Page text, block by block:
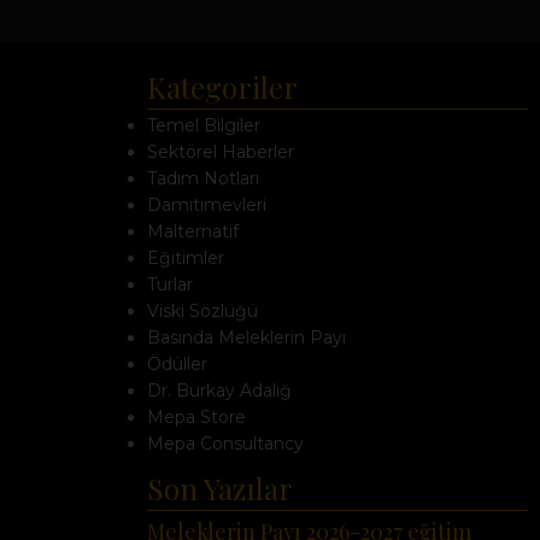
Kategoriler
Temel Bilgiler
Sektörel Haberler
Tadım Notları
Damıtımevleri
Malternatif
Eğitimler
Turlar
Viski Sözlüğü
Basında Meleklerin Payı
Ödüller
Dr. Burkay Adalığ
Mepa Store
Mepa Consultancy
Son Yazılar
Meleklerin Payı 2026-2027 eğitim